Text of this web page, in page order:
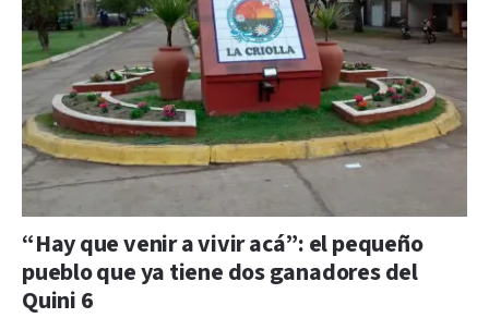
“Hay que venir a vivir acá”: el pequeño
pueblo que ya tiene dos ganadores del
Quini 6